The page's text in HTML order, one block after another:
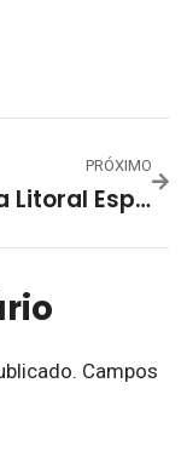
PRÓXIMO
2ª Taça Litoral Esportes – Interfirmas 2024 – Rodada De Véspera De Feriado Movimentou A AABB Em Noite De Goleadores
Campos